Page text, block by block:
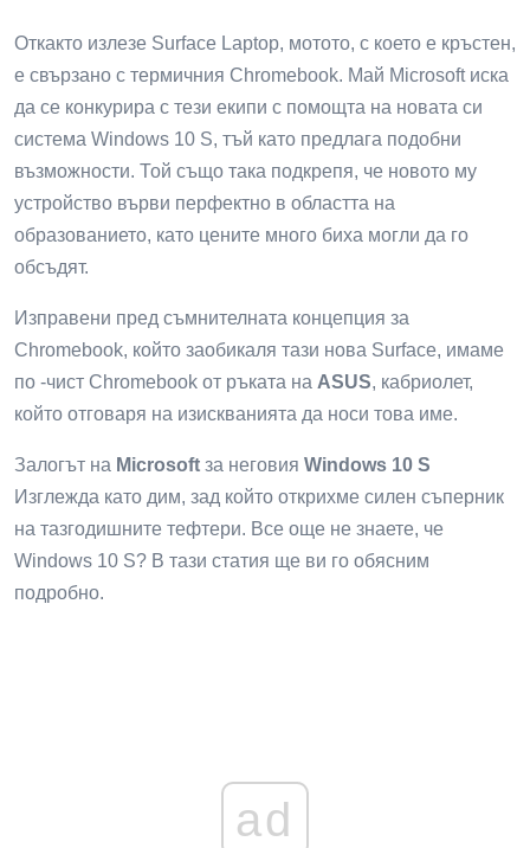
Откакто излезе Surface Laptop, мотото, с което е кръстен,
е свързано с термичния Chromebook. Май Microsoft иска
да се конкурира с тези екипи с помощта на новата си
система Windows 10 S, тъй като предлага подобни
възможности. Той също така подкрепя, че новото му
устройство върви перфектно в областта на
образованието, като цените много биха могли да го
обсъдят.
Изправени пред съмнителната концепция за
Chromebook, който заобикаля тази нова Surface, имаме
по -чист Chromebook от ръката на ASUS, кабриолет,
който отговаря на изискванията да носи това име.
Залогът на Microsoft за неговия Windows 10 S
Изглежда като дим, зад който открихме силен съперник
на тазгодишните тефтери. Все още не знаете, че
Windows 10 S? В тази статия ще ви го обясним
подробно.
ad